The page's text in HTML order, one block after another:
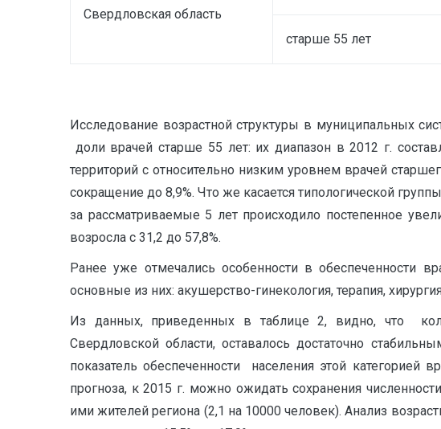
Свердловская область
старше 55 лет
Исследование возрастной структуры в муниципальных
доли врачей старше 55 лет: их диапазон в 2012 г.
территорий с относительно низким уровнем врачей
сокращение до 8,9%. Что же касается типологической
за рассматриваемые 5 лет происходило постепенное
возросла с 31,2 до 57,8%.
Ранее уже отмечались особенности в обеспеченности
основные из них: акушерство-гинекология, терапия,
Из данных, приведенных в таблице 2, видно, что
Свердловской области, оставалось достаточно
показатель обеспеченности населения этой
прогноза, к 2015 г. можно ожидать сохранения
ими жителей региона (2,1 на 10000 человек). Анализ